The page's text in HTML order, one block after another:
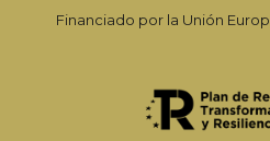
Financiado por la Unión